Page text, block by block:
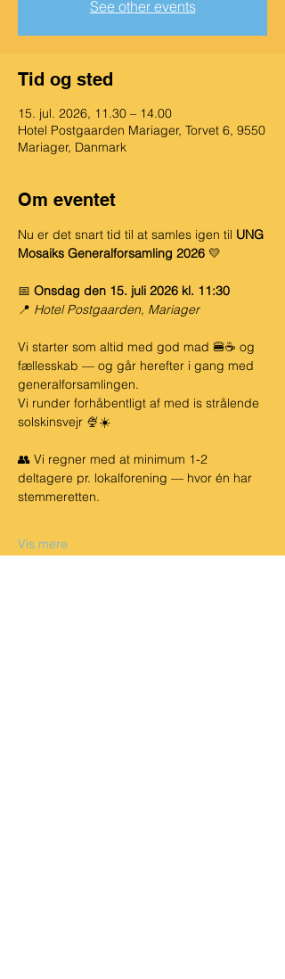
See other events
Tid og sted
15. jul. 2026, 11.30 – 14.00
Hotel Postgaarden Mariager, Torvet 6, 9550
Mariager, Danmark
Om eventet
Nu er det snart tid til at samles igen til UNG
Mosaiks Generalforsamling 2026 💛
📅 Onsdag den 15. juli 2026 kl. 11:30
📍 Hotel Postgaarden, Mariager
Vi starter som altid med god mad 🍔☕ og
fællesskab — og går herefter i gang med
generalforsamlingen.
Vi runder forhåbentligt af med is strålende
solskinsvejr 🍨☀️
👥 Vi regner med at minimum 1-2
deltagere pr. lokalforening — hvor én har
stemmeretten.
Vis mere